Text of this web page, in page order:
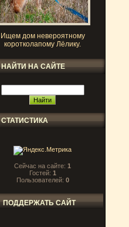
Ищем дом невероятному
коротколапому Лёлику.
НАЙТИ НА САЙТЕ
СТАТИСТИКА
Сейчас на сайте: 1
Гостей: 1
Пользователей: 0
ПОДДЕРЖАТЬ САЙТ